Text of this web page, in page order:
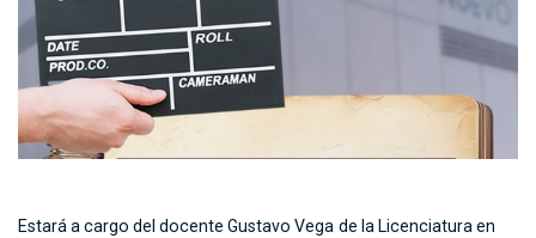
Estará a cargo del docente Gustavo Vega de la Licenciatura en